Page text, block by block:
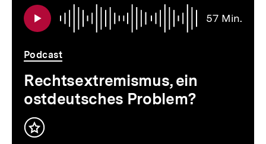
57 Min.
Podcast
Rechtsextremismus, ein
ostdeutsches Problem?
Inhalt